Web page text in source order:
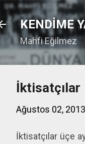
KENDİME
Mahfi Eğilmez
İktisatçılar
Ağustos 02, 2013
İktisatçılar üçe